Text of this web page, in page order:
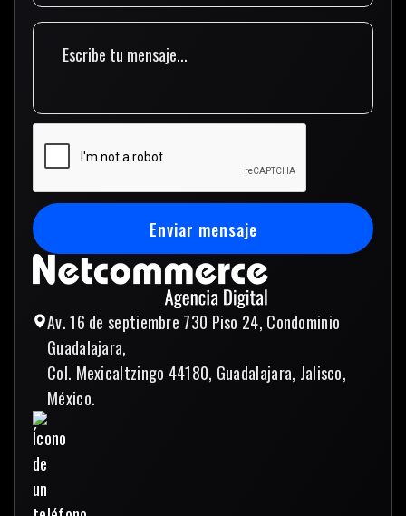
Av. 16 de septiembre 730 Piso 24, Condominio
Guadalajara,
Col. Mexicaltzingo 44180, Guadalajara, Jalisco,
México.
Enviar mensaje
Enviar mensaje